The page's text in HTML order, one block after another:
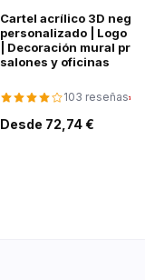
Cartel acrílico 3D
personalizado | Logo
| Decoración mural
salones y oficinas
103 reseñas
Desde 72,74 €